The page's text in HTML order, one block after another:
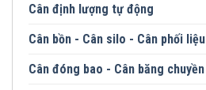
Cân định lượng tự động
Cân bồn - Cân silo - Cân phối liệu
Cân đóng bao - Cân băng chuyền